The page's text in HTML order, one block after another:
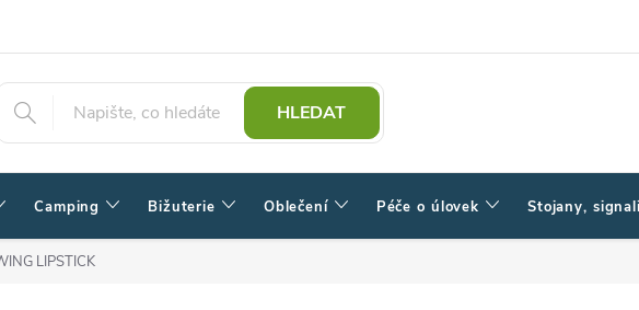
HLEDAT
Camping Bižuterie Oblečení Péče o úlovek Stojany,
LIPSTICK